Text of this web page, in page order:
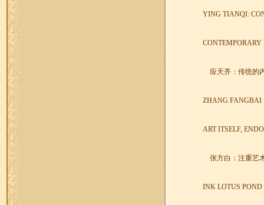
YING TIANQI:
CONTEMPORARY
应天齐：传统的
ZHANG FANGBAI
ART ITSELF,
张方白：注重艺
INK LOTUS POND